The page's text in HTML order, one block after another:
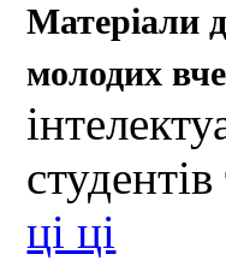
Матеріали
молодих
ці ці